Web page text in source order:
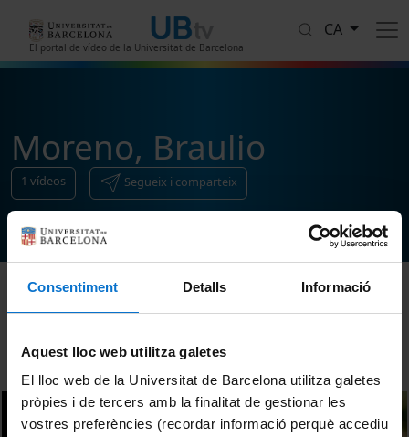
Consentiment Detalls Informació
Aquest lloc web utilitza galetes
El lloc web de la Universitat de Barcelona utilitza galetes
pròpies i de tercers amb la finalitat de gestionar les
vostres preferències (recordar informació perquè accediu
El portal de vídeo de la Universitat de Barcelona
CA
Moreno, Braulio
1 vídeos Segueix i comparteix
Ordenar